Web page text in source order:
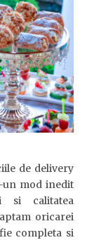
de delivery
un mod inedit
si calitatea
oricarei
completa si